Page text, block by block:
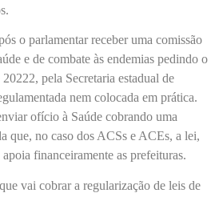
o parlamentar receber uma comissão
e de combate às endemias pedindo o
pela Secretaria estadual de
nem colocada em prática.
ofício à Saúde cobrando uma
que, no caso dos ACSs e ACEs, a lei,
financeiramente as prefeituras.
vai cobrar a regularização de leis de